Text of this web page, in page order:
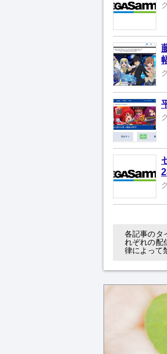
各記事のタ
れぞれの配
律によって